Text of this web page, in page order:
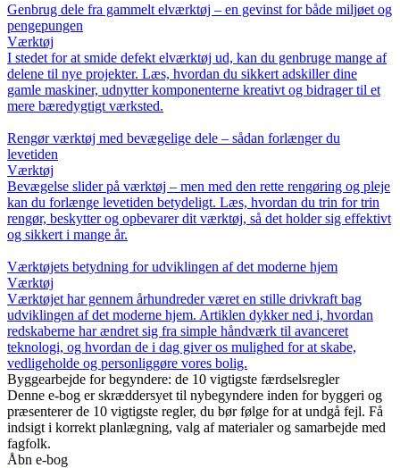
Genbrug dele fra gammelt elværktøj – en gevinst for både miljøet og
pengepungen
Værktøj
I stedet for at smide defekt elværktøj ud, kan du genbruge mange af
delene til nye projekter. Læs, hvordan du sikkert adskiller dine
gamle maskiner, udnytter komponenterne kreativt og bidrager til et
mere bæredygtigt værksted.
Rengør værktøj med bevægelige dele – sådan forlænger du
levetiden
Værktøj
Bevægelse slider på værktøj – men med den rette rengøring og pleje
kan du forlænge levetiden betydeligt. Læs, hvordan du trin for trin
rengør, beskytter og opbevarer dit værktøj, så det holder sig effektivt
og sikkert i mange år.
Værktøjets betydning for udviklingen af det moderne hjem
Værktøj
Værktøjet har gennem århundreder været en stille drivkraft bag
udviklingen af det moderne hjem. Artiklen dykker ned i, hvordan
redskaberne har ændret sig fra simple håndværk til avanceret
teknologi, og hvordan de i dag giver os mulighed for at skabe,
vedligeholde og personliggøre vores bolig.
Byggearbejde for begyndere: de 10 vigtigste færdselsregler
Denne e-bog er skræddersyet til nybegyndere inden for byggeri og
præsenterer de 10 vigtigste regler, du bør følge for at undgå fejl. Få
indsigt i korrekt planlægning, valg af materialer og samarbejde med
fagfolk.
Åbn e-bog